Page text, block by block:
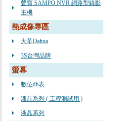
聲寶 SAMPO NVR 網路型錄影
主機
熱成像專區
大華Dahua
3S台灣品牌
螢幕
數位db表
液晶系列 ( 工程測試用 )
液晶系列